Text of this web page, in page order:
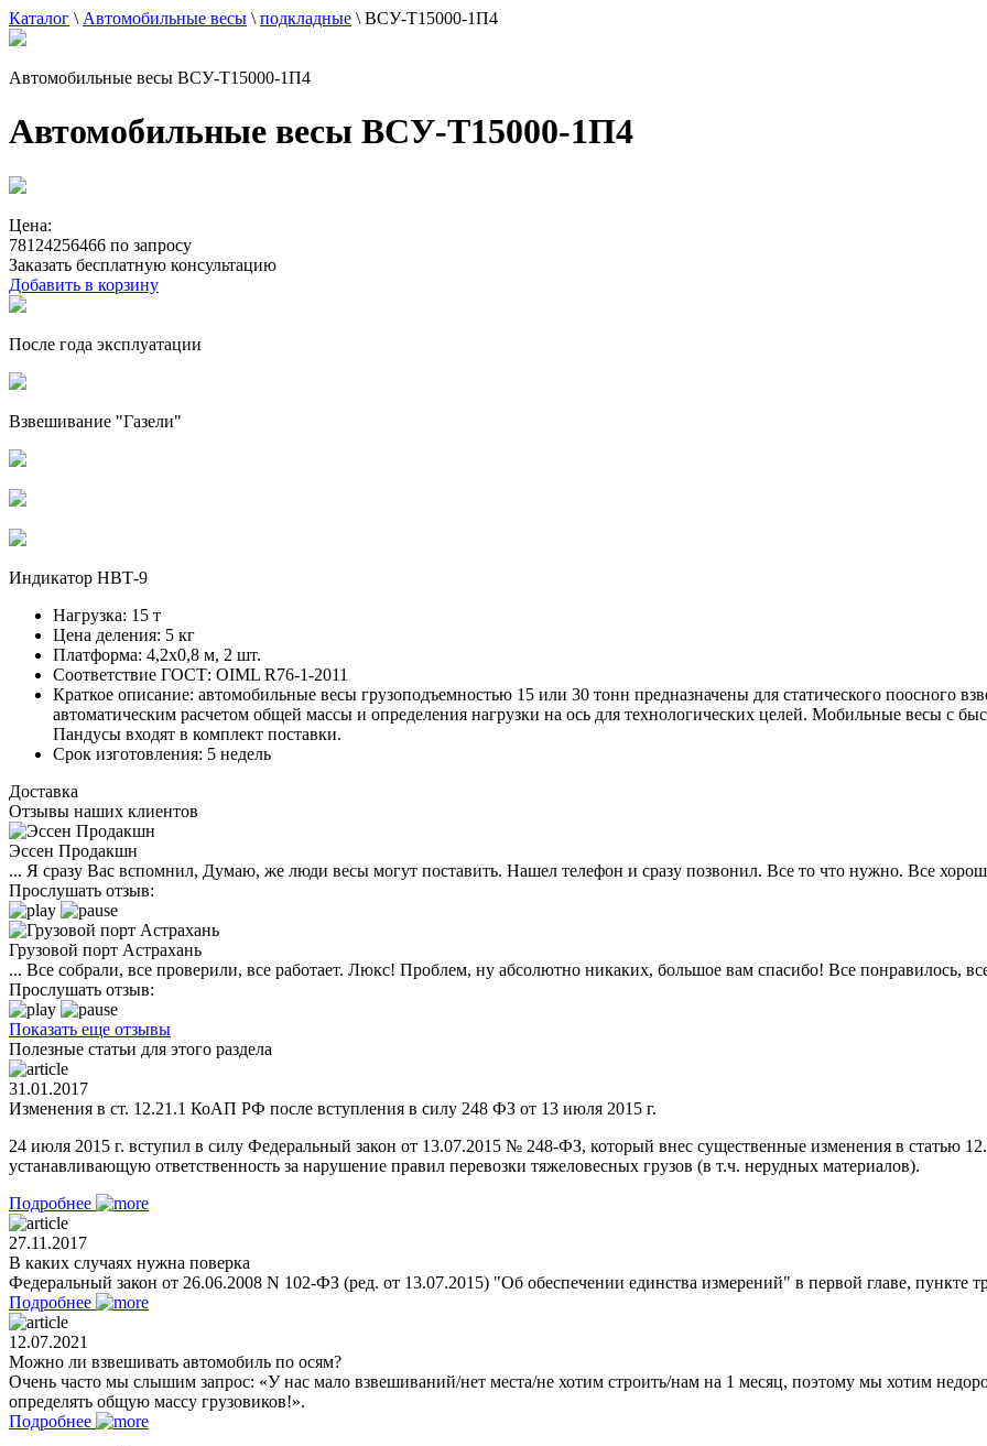
Каталог \ Автомобильные весы \ подкладные \ ВСУ-Т15000-1П4
Автомобильные весы ВСУ-Т15000-1П4
Автомобильные весы ВСУ-Т15000-1П4
Цена:
78124256466 по запросу
Заказать бесплатную консультацию
Добавить в корзину
После года эксплуатации
Взвешивание "Газели"
Индикатор НВТ-9
Нагрузка: 15 т
Цена деления: 5 кг
Платформа: 4,2х0,8 м, 2 шт.
Соответствие ГОСТ: OIML R76-1-2011
Краткое описание: автомобильные весы грузоподъемностью 15 или 30 тонн предназначены для статического поосного
автоматическим расчетом общей массы и определения нагрузки на ось для технологических целей. Мобильные весы с
Пандусы входят в комплект поставки.
Срок изготовления: 5 недель
Доставка
Отзывы наших клиентов
Эссен Продакшн
... Я сразу Вас вспомнил, Думаю, же люди весы могут поставить. Нашел телефон и сразу позвонил. Все то что нужно. Все
Прослушать отзыв:
Грузовой порт Астрахань
... Все собрали, все проверили, все работает. Люкс! Проблем, ну абсолютно никаких, большое вам спасибо! Все понравилось,
Прослушать отзыв:
Показать еще отзывы
Полезные статьи для этого раздела
31.01.2017
Изменения в ст. 12.21.1 КоАП РФ после вступления в силу 248 ФЗ от 13 июля 2015 г.
24 июля 2015 г. вступил в силу Федеральный закон от 13.07.2015 № 248-ФЗ, который внес существенные изменения в статью
устанавливающую ответственность за нарушение правил перевозки тяжеловесных грузов (в т.ч. нерудных материалов).
Подробнее
27.11.2017
В каких случаях нужна поверка
Федеральный закон от 26.06.2008 N 102-ФЗ (ред. от 13.07.2015) "Об обеспечении единства измерений" в первой главе, пункте
Подробнее
12.07.2021
Можно ли взвешивать автомобиль по осям?
Очень часто мы слышим запрос: «У нас мало взвешиваний/нет места/не хотим строить/нам на 1 месяц, поэтому мы хотим
определять общую массу грузовиков!».
Подробнее